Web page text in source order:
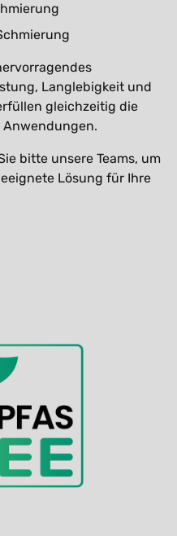
Langlebigkeit und
gleichzeitig die
bitte unsere Teams, um
Lösung für Ihre